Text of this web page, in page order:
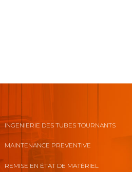
INGENIERIE DES TUBES TOURNANTS
MAINTENANCE PREVENTIVE
REMISE EN ÉTAT DE MATÉRIEL